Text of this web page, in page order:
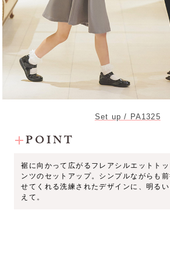
Set up / PA1325
POINT
裾に向かって広がるフレアシルエットト
ンツのセットアップ。シンプルながらも
せてくれる洗練されたデザインに、明る
えて。